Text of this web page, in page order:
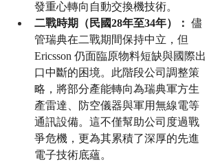
發重心轉向自動交換機技術。
二戰時期（民國28年至34年）： 儘
管瑞典在二戰期間保持中立，但
Ericsson 仍面臨原物料短缺與國際出
口中斷的困境。此階段公司調整策
略，將部分產能轉向為瑞典軍方生
產雷達、防空儀器與軍用無線電等
通訊設備。這不僅幫助公司度過戰
爭危機，更為其累積了深厚的先進
電子技術底蘊。